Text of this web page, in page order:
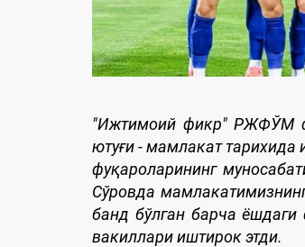
"Ижтимоий фикр" РЖФЎМ
ютуғи - мамлакат
фуқароларининг
Сўровда
банд бўлган барча
вакиллари иштирок этди.